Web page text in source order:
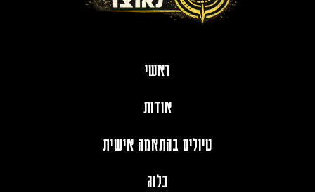
ראשי
אודות
טיולים בהתאמה אישית
בלוג